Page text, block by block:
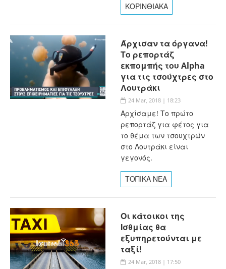
ΚΟΡΙΝΘΙΑΚΑ
Άρχισαν τα όργανα!
Το ρεπορτάζ
εκπομπής του Alpha
για τις τσούχτρες στο
Λουτράκι
24 Mar, 2018 | 18:23
Αρχίσαμε! Το πρώτο
ρεπορτάζ για φέτος για
το θέμα των τσουχτρών
στο Λουτράκι είναι
γεγονός.
ΤΟΠΙΚΑ ΝΕΑ
Οι κάτοικοι της
Ισθμίας θα
εξυπηρετούνται με
ταξί!
24 Mar, 2018 | 17:50